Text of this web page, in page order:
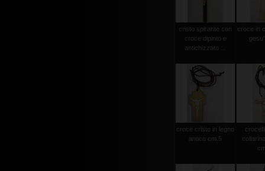
cristo spirante con
croce dipinto e
antichizzato ...
croce in
croce cristo in legno
antico cm.5